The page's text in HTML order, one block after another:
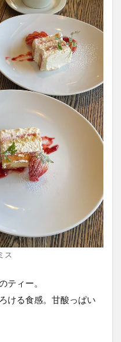
ス
ティー。
ける食感。甘酸っぱい